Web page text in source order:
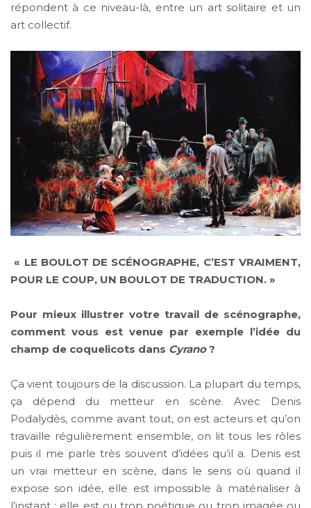
répondent à ce niveau-là, entre un art solitaire et un
art collectif.
« LE BOULOT DE SCÉNOGRAPHE, C’EST VRAIMENT,
POUR LE COUP, UN BOULOT DE TRADUCTION. »
Pour mieux illustrer votre travail de scénographe,
comment vous est venue par exemple l’idée du
champ de coquelicots dans Cyrano?
Ça vient toujours de la discussion. La plupart du temps,
ça dépend du metteur en scène. Avec Denis
Podalydès, comme avant tout, on est acteurs et qu’on
travaille régulièrement ensemble, on lit tous les rôles
puis il me parle très souvent d’idées qu’il a. Denis est
un vrai metteur en scène, dans le sens où quand il
expose son idée, elle est impossible à matérialiser à